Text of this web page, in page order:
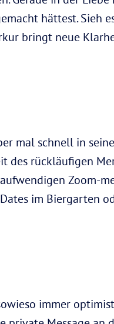
hättest. Sieh
bringt neue
mal schnell in
des rückläufigen
Zoom-
im Biergarten
immer